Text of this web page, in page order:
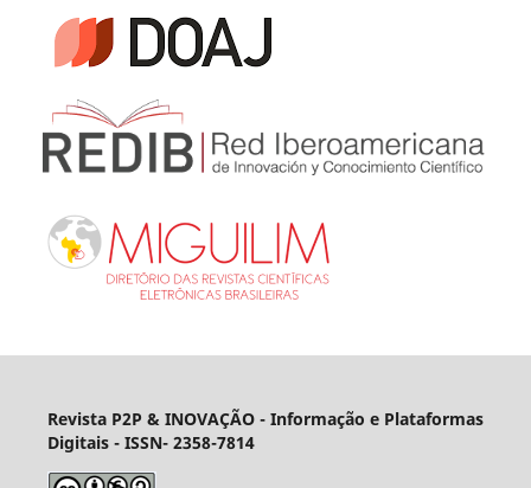
Revista P2P & INOVAÇÃO - Informação e Plataformas
Digitais - ISSN- 2358-7814